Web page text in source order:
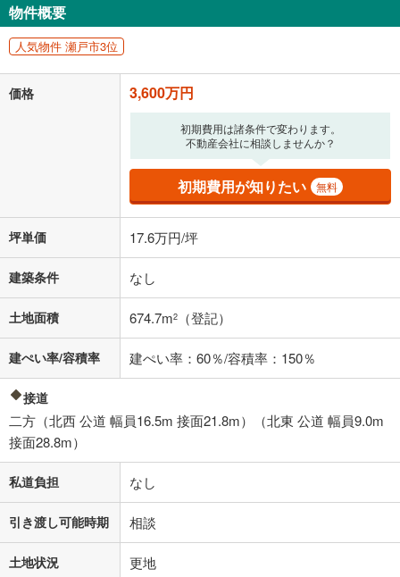
物件概要
人気物件 瀬戸市3位
価格 3,600万円
初期費用は諸条件で変わります。
不動産会社に相談しませんか？
初期費用が知りたい 無料
坪単価 17.6万円/坪
建築条件 なし
土地面積 674.7m2 （登記）
建ぺい率/容積率 建ぺい率：60％/容積率：150％
接道
二方（北西 公道 幅員16.5m 接面21.8m）（北東 公道 幅員9.0m
接面28.8m）
私道負担 なし
引き渡し可能時期 相談
土地状況 更地